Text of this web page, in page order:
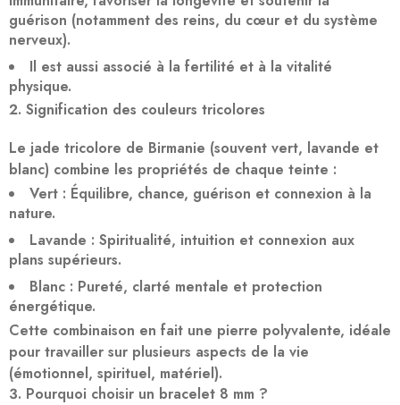
guérison (notamment des reins, du cœur et du système
nerveux).
Il est aussi associé à la fertilité et à la vitalité
physique.
Signification des couleurs tricolores
Le jade tricolore de Birmanie (souvent vert, lavande et
blanc) combine les propriétés de chaque teinte :
Vert : Équilibre, chance, guérison et connexion à la
nature.
Lavande : Spiritualité, intuition et connexion aux
plans supérieurs.
Blanc : Pureté, clarté mentale et protection
énergétique.
Cette combinaison en fait une pierre polyvalente, idéale
pour travailler sur plusieurs aspects de la vie
(émotionnel, spirituel, matériel).
Pourquoi choisir un bracelet 8 mm ?